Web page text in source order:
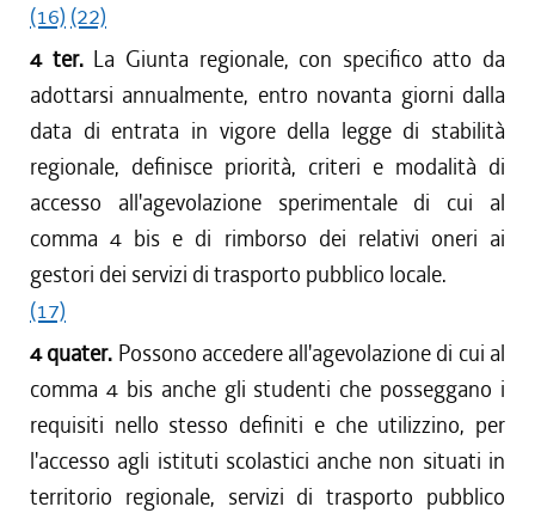
(16) (22)
4 ter. La Giunta regionale, con specifico atto da
adottarsi annualmente, entro novanta giorni dalla
data di entrata in vigore della legge di stabilità
regionale, definisce priorità, criteri e modalità di
accesso all'agevolazione sperimentale di cui al
comma 4 bis e di rimborso dei relativi oneri ai
gestori dei servizi di trasporto pubblico locale.
(17)
4 quater. Possono accedere all'agevolazione di cui al
comma 4 bis anche gli studenti che posseggano i
requisiti nello stesso definiti e che utilizzino, per
l'accesso agli istituti scolastici anche non situati in
territorio regionale, servizi di trasporto pubblico